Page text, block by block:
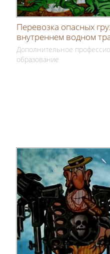
Перевозка опасных
внутреннем водном
Дополнительное
образование